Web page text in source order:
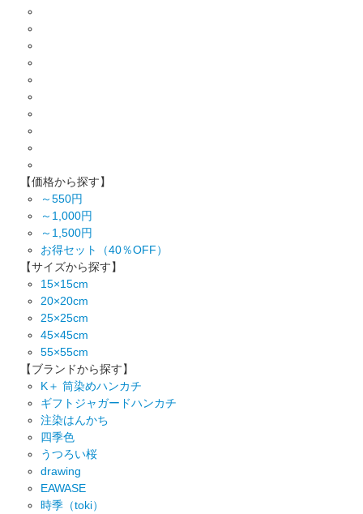
【価格から探す】
～550円
～1,000円
～1,500円
お得セット（40％OFF）
【サイズから探す】
15×15cm
20×20cm
25×25cm
45×45cm
55×55cm
【ブランドから探す】
K＋ 筒染めハンカチ
ギフトジャガードハンカチ
注染はんかち
四季色
うつろい桜
drawing
EAWASE
時季（toki）